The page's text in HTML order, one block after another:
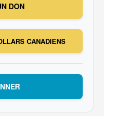
DON
CANADIENS